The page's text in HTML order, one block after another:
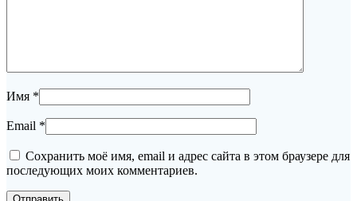
Имя *
Email *
Сохранить моё имя, email и адрес сайта в этом браузере для
последующих моих комментариев.